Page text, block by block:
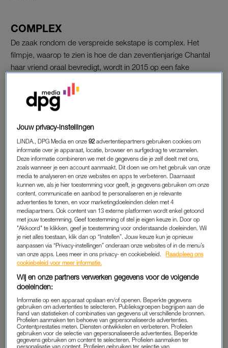
COMPLEX
De zaak rondom de verspreide sekstape is complex. Het
filmpje, waarop te zien is hoe de dan zeventienjarige Chantal
haar vriend oraal bevredigt, wordt in 2015 op een fake
rechtszaken volgen, maar de verspreider van de video lijkt nog
altijd niet gevonden.
NIEUWE INFORMATIE
Of toch wel? Die vraag roept de titel van Chantals boek
meteen op. Zelf geeft ze weinig prijs. “In het boek verschijnt
niet eerder gepubliceerde informatie. Het gaat om informatie
die bij mij al bekend was, maar nooit eerder aan de orde is
gekomen. Het is aan de lezers om te concluderen of de dader
bekend is of niet.”
KWETSBAAR
Hoewel het nog gissen is naar die afloop, is de boodschap van
haar boek in elk geval wel duidelijk.DADER (ON)BEKEND
opgetekend door journalist Hester Zitvast – moet dienen als
hulpmiddel voor andere slachtoffers en hun naasten. “Het is
aan de ene kant heel kwetsbaar om mijn verhaal zo te delen,
maar als ik er andere slachtoffers mee kan helpen, is dat het
me waard.” Haar verhaal is helaas nog steeds actueel. “Ik
Jouw privacy-instellingen
LINDA., DPG Media en onze92 advertentiepartners gebruiken cookies om
informatie over je apparaat, locatie, browser en surfgedrag te verzamelen.
Deze informatie combineren we met de gegevens die je zelf deelt met ons,
zoals wanneer je een account aanmaakt. Dit doen we om het gebruik van onze
media te analyseren en onze websites en apps te verbeteren. Daarnaast
kunnen we, als je hier toestemming voor geeft, je gegevens gebruiken om onze
content, communicatie en aanbod te personaliseren en je relevante
advertenties te tonen, en voor marketingdoeleinden delen met 4
mediapartners. Ook content van 13 externe platformen wordt enkel getoond
met jouw toestemming. Geef toestemming of stel je eigen keuze in. Door op
"Akkoord" te klikken, geef je toestemming voor onderstaande doeleinden. Wil
je niet alles toestaan, klik dan op “Instellen”. Jouw keuze kun je opnieuw
aanpassen via “Privacy-instellingen” onderaan onze websites of in de menu’s
van onze apps. Lees meer in ons privacy- en cookiebeleid.
Raadpleeg ons
cookiebeleid voor meer informatie.
Wij en onze partners verwerken gegevens voor de volgende
doeleinden:
Informatie op een apparaat opslaan en/of openen. Beperkte gegevens
gebruiken om advertenties te selecteren. Publieksgroepen begrijpen aan de
hand van statistieken of combinaties van gegevens uit verschillende bronnen.
Profielen aanmaken ten behoeve van gepersonaliseerde advertenties.
Contentprestaties meten. Diensten ontwikkelen en verbeteren. Profielen
gebruiken voor de selectie van gepersonaliseerde advertenties. Beperkte
gegevens gebruiken om content te selecteren. Profielen aanmaken ter
personalisatie van content. Profielen gebruiken ter selectie van